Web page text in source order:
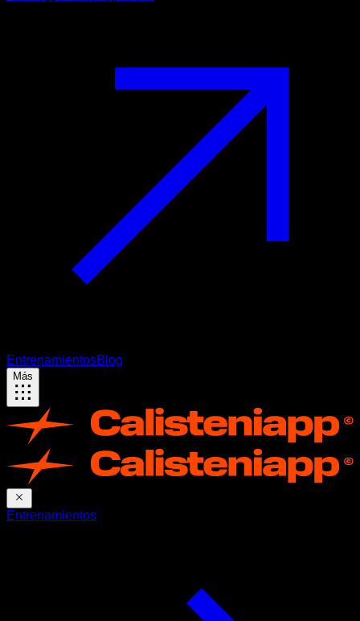
EntrenamientosBlog
Más
Entrenamientos